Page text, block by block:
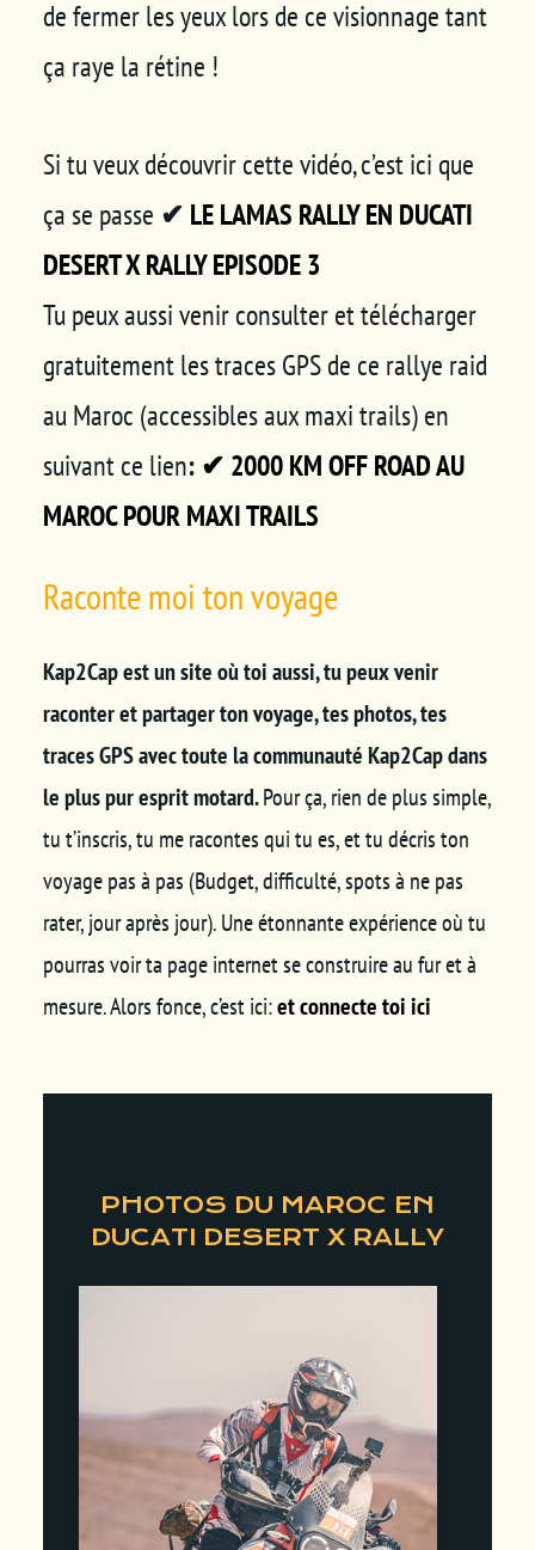
de fermer les yeux lors de ce visionnage tant
ça raye la rétine !
Si tu veux découvrir cette vidéo, c’est ici que
ça se passe ✔ LE LAMAS RALLY EN DUCATI
DESERT X RALLY EPISODE 3
Tu peux aussi venir consulter et télécharger
gratuitement les traces GPS de ce rallye raid
au Maroc (accessibles aux maxi trails) en
suivant ce lien: ✔ 2000 KM OFF ROAD AU
MAROC POUR MAXI TRAILS
Raconte moi ton voyage
Kap2Cap est un site où toi aussi, tu peux venir
raconter et partager ton voyage, tes photos, tes
traces GPS avec toute la communauté Kap2Cap dans
le plus pur esprit motard.Pour ça, rien de plus simple,
tu t’inscris, tu me racontes qui tu es, et tu décris ton
voyage pas à pas (Budget, difficulté, spots à ne pas
rater, jour après jour). Une étonnante expérience où tu
pourras voir ta page internet se construire au fur et à
mesure. Alors fonce, c’est ici:et connecte toi ici
PHOTOS DU MAROC EN
DUCATI DESERT X RALLY